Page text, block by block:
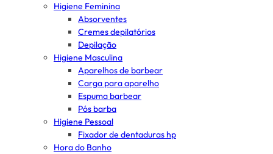
Higiene Feminina
Absorventes
Cremes depilatórios
Depilação
Higiene Masculina
Aparelhos de barbear
Carga para aparelho
Espuma barbear
Pós barba
Higiene Pessoal
Fixador de dentaduras hp
Hora do Banho